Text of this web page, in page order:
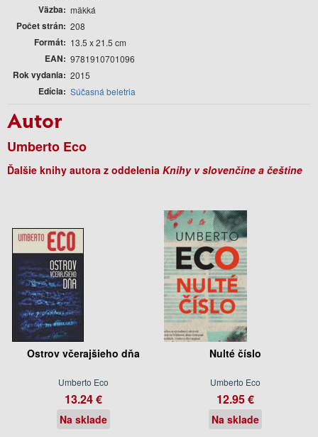
Väzba mäkká
Počet strán 208
Formát 13.5 x 21.5 cm
EAN 9781910701096
Rok vydania 2015
Edícia Súčasná beletria
Autor
Umberto Eco
Ďalšie knihy autora z oddelenia Knihy v slovenčine a češtine
Ostrov včerajšieho dňa
Umberto Eco
13.24 €
Na sklade
Nulté číslo
Umberto Eco
12.95 €
Na sklade